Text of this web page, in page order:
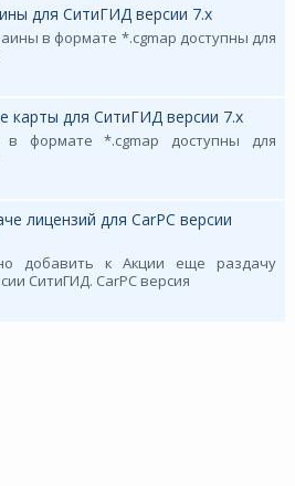
для СитиГИД версии 7.х
в формате *.cgmap доступны для
для СитиГИД версии 7.х
формате *.cgmap доступны для
лицензий для CarPC версии
добавить к Акции еще раздачу
СитиГИД. CarPC версия